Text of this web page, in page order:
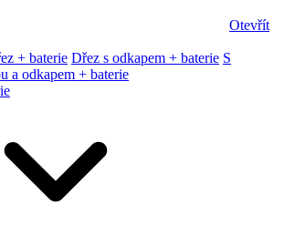
Otevřít
+ baterie Dřez s odkapem + baterie S
a odkapem + baterie